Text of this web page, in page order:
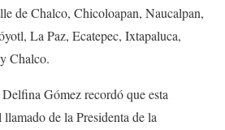
de Chalco, Chicoloapan, Naucalpan,
La Paz, Ecatepec, Ixtapaluca,
Chalco.
Gómez recordó que esta
de la Presidenta de la